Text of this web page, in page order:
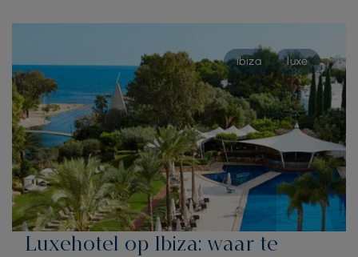
ibiza luxe
Luxehotel op Ibiza: waar te